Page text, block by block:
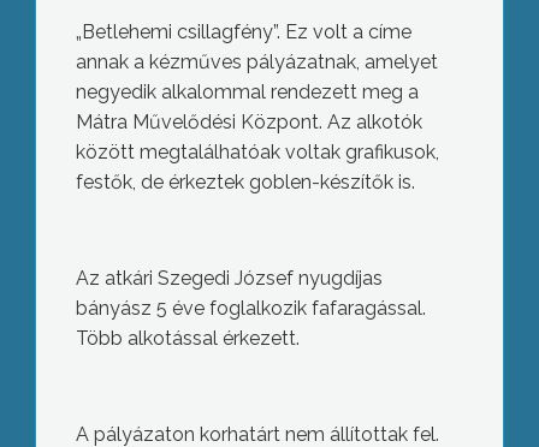
„Betlehemi csillagfény”. Ez volt a címe
annak a kézműves pályázatnak, amelyet
negyedik alkalommal rendezett meg a
Mátra Művelődési Központ. Az alkotók
között megtalálhatóak voltak grafikusok,
festők, de érkeztek goblen-készítők is.
Az atkári Szegedi József nyugdíjas
bányász 5 éve foglalkozik fafaragással.
Több alkotással érkezett.
A pályázaton korhatárt nem állítottak fel.